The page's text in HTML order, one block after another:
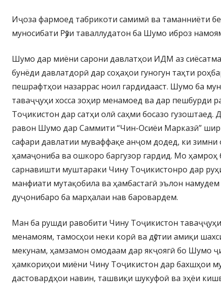
Иҷоза фармоед табрикоти самимӣ ва таманниёти
муносибати Рӯзи таваллудатон ба Шумо иброз
Шумо дар миёни сарони давлатҳои ИДМ аз
бунёди давлатдорӣ дар соҳаҳои гуногун таҳти
пешрафтҳои назаррас ноил гардидааст. Шумо ба
таваҷҷуҳи хосса зоҳир менамоед ва дар пешбурди
Тоҷикистон дар сатҳи олӣ саҳми босазо гузоштаед.
равон Шумо дар Саммити “Чин-Осиёи Марказӣ”
сафари давлатии муваффақе анҷом додед, ки
ҳамаҷониба ва ошкоро баргузор гардид. Мо ҳамроҳ
сарнавишти муштараки Чину Тоҷикистонро дар
манфиати мутақобила ва ҳамбастагӣ эълон
дуҷонибаро ба марҳалаи нав баровардем.
Ман ба рушди равобити Чину Тоҷикистон
менамоям, тамосҳои неки корӣ ва дӯстии амиқи
мекунам, ҳамзамон омодаам дар якҷоягӣ бо Шумо
ҳамкориҳои миёни Чину Тоҷикистон дар бахшҳои
дастовардҳои навин, ташвиқи шукуфоӣ ва эҳёи